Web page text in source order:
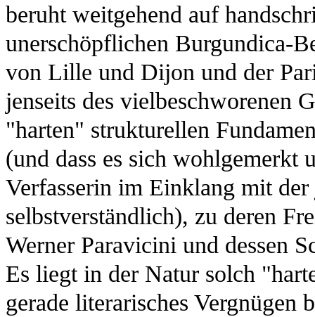
beruht weitgehend auf
unerschöpflichen Burgundica-
von Lille und Dijon und der
jenseits des vielbeschworenen
"harten" strukturellen
(und dass es sich wohlgemerkt
Verfasserin im Einklang mit
selbstverständlich), zu deren
Werner Paravicini und dessen
Es liegt in der Natur solch
gerade literarisches Vergnügen